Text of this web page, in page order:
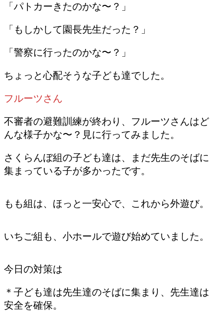
「パトカーきたのかな〜？」
「もしかして園長先生だった？」
「警察に行ったのかな〜？」
ちょっと心配そうな子ども達でした。
フルーツさん
不審者の避難訓練が終わり、フルーツさんはど
んな様子かな〜？見に行ってみました。
さくらんぼ組の子ども達は、まだ先生のそばに
集まっている子が多かったです。
もも組は、ほっと一安心で、これから外遊び。
いちご組も、小ホールで遊び始めていました。
今日の対策は
＊子ども達は先生達のそばに集まり、先生達は
安全を確保。